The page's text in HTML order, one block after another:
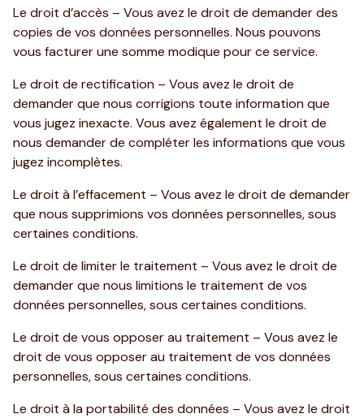
Le droit d’accès – Vous avez le droit de demander des
copies de vos données personnelles. Nous pouvons
vous facturer une somme modique pour ce service.
Le droit de rectification – Vous avez le droit de
demander que nous corrigions toute information que
vous jugez inexacte. Vous avez également le droit de
nous demander de compléter les informations que vous
jugez incomplètes.
Le droit à l’effacement – Vous avez le droit de demander
que nous supprimions vos données personnelles, sous
certaines conditions.
Le droit de limiter le traitement – Vous avez le droit de
demander que nous limitions le traitement de vos
données personnelles, sous certaines conditions.
Le droit de vous opposer au traitement – Vous avez le
droit de vous opposer au traitement de vos données
personnelles, sous certaines conditions.
Le droit à la portabilité des données – Vous avez le droit